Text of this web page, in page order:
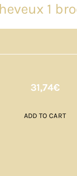
1
31,74€
ADD TO CART